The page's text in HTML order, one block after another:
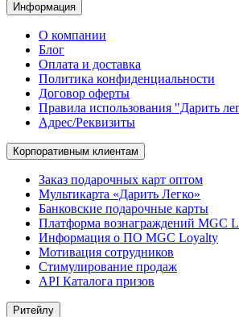
Информация
О компании
Блог
Оплата и доставка
Политика конфиденциальности
Договор оферты
Правила использования "Дарить
Адрес/Реквизиты
Корпоративным клиентам
Заказ подарочных карт оптом
Мультикарта «Дарить Легко»
Банковские подарочные карты
Платформа вознаграждений MGC
Информация о ПО MGC Loyalty
Мотивация сотрудников
Стимулирование продаж
API Каталога призов
Ритейлу